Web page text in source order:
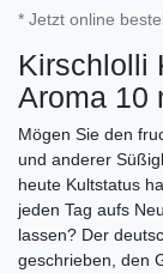
* Jetzt online
Kirschlolli
Aroma 10
Mögen Sie den
und anderer
heute Kultstatus
jeden Tag aufs
lassen? Der
geschrieben, den